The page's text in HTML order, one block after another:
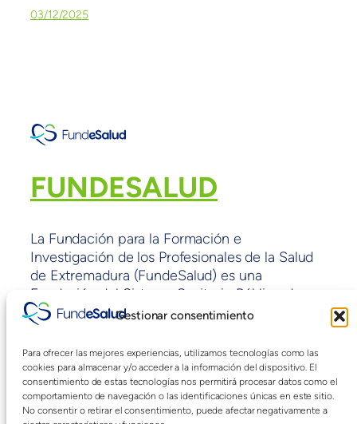
Gestionar consentimiento
Para ofrecer las mejores experiencias, utilizamos tecnologías como las
cookies para almacenar y/o acceder a la información del dispositivo. El
consentimiento de estas tecnologías nos permitirá procesar datos como el
comportamiento de navegación o las identificaciones únicas en este sitio.
No consentir o retirar el consentimiento, puede afectar negativamente a
03/12/2025
FUNDESALUD
La Fundación para la Formación e
Investigación de los Profesionales de la Salud
de Extremadura (FundeSalud) es una
Fundación del Sistema Sanitario Público de
Extremadura sin ánimo de lucro y con fines de
interés general adscrita a la Consejería de
Sanidad y políticas Sociales de la Junta de
Extremadura.